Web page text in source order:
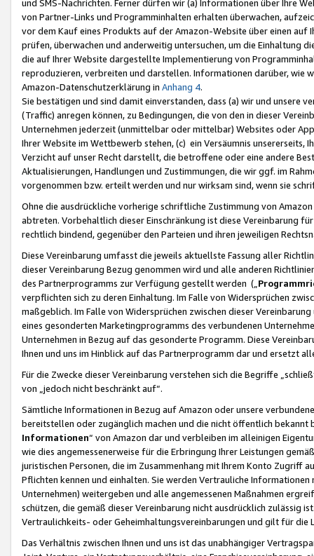
und SMS-Nachrichten. Ferner dürfen wir (a) Informationen über Ihre
von Partner-Links und Programminhalten erhalten überwachen,
vor dem Kauf eines Produkts auf der Amazon-Website über einen
prüfen, überwachen und anderweitig untersuchen, um die Einhaltung
die auf Ihrer Website dargestellte Implementierung von
reproduzieren, verbreiten und darstellen. Informationen darüber, wie
Amazon-Datenschutzerklärung in Anhang 4.
Sie bestätigen und sind damit einverstanden, dass (a) wir und
(Traffic) anregen können, zu Bedingungen, die von den in dieser
Unternehmen jederzeit (unmittelbar oder mittelbar) Websites oder
Ihrer Website im Wettbewerb stehen, (c) ein Versäumnis unsererseits,
Verzicht auf unser Recht darstellt, die betroffene oder eine andere
Aktualisierungen, Handlungen und Zustimmungen, die wir ggf. im
vorgenommen bzw. erteilt werden und nur wirksam sind, wenn sie
Ohne die ausdrückliche vorherige schriftliche Zustimmung von
abtreten. Vorbehaltlich dieser Einschränkung ist diese Vereinbarung
rechtlich bindend, gegenüber den Parteien und ihren jeweiligen
Diese Vereinbarung umfasst die jeweils aktuellste Fassung aller
dieser Vereinbarung Bezug genommen wird und alle anderen
des Partnerprogramms zur Verfügung gestellt werden („
verpflichten sich zu deren Einhaltung. Im Falle von Widersprüchen
maßgeblich. Im Falle von Widersprüchen zwischen dieser
eines gesonderten Marketingprogramms des verbundenen
Unternehmen in Bezug auf das gesonderte Programm. Diese
Ihnen und uns im Hinblick auf das Partnerprogramm dar und ersetzt
Für die Zwecke dieser Vereinbarung verstehen sich die Begriffe
von „jedoch nicht beschränkt auf“.
Sämtliche Informationen in Bezug auf Amazon oder unsere
bereitstellen oder zugänglich machen und die nicht öffentlich
Informationen“ von Amazon dar und verbleiben im alleinigen
wie dies angemessenerweise für die Erbringung Ihrer Leistungen
juristischen Personen, die im Zusammenhang mit Ihrem Konto
Pflichten kennen und einhalten. Sie werden Vertrauliche
Unternehmen) weitergeben und alle angemessenen Maßnahmen
schützen, die gemäß dieser Vereinbarung nicht ausdrücklich zulässig
Vertraulichkeits- oder Geheimhaltungsvereinbarungen und gilt für die
Das Verhältnis zwischen Ihnen und uns ist das unabhängiger